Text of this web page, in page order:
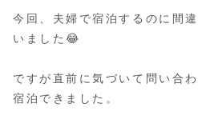
今回、夫婦で宿泊するのに間
いました😂
ですが直前に気づいて問い合
宿泊できました。